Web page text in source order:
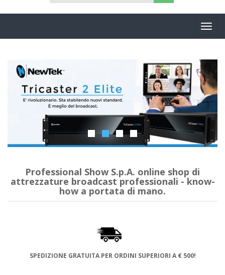
Professional Show S.p.A. online shop di
attrezzature broadcast professionali - know-
how a portata di mano.
SPEDIZIONE GRATUITA PER ORDINI SUPERIORI A € 500!